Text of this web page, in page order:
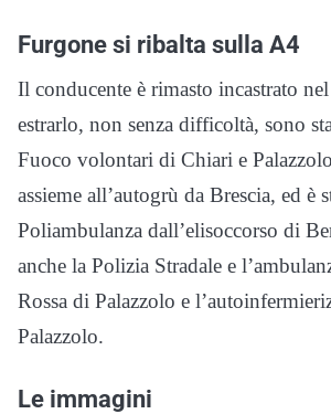
Furgone si ribalta sulla A4
Il conducente è rimasto incastrato
estrarlo, non senza difficoltà, sono
Fuoco volontari di Chiari e
assieme all’autogrù da Brescia, ed è
Poliambulanza dall’elisoccorso di
anche la Polizia Stradale e
Rossa di Palazzolo e
Palazzolo.
Le immagini